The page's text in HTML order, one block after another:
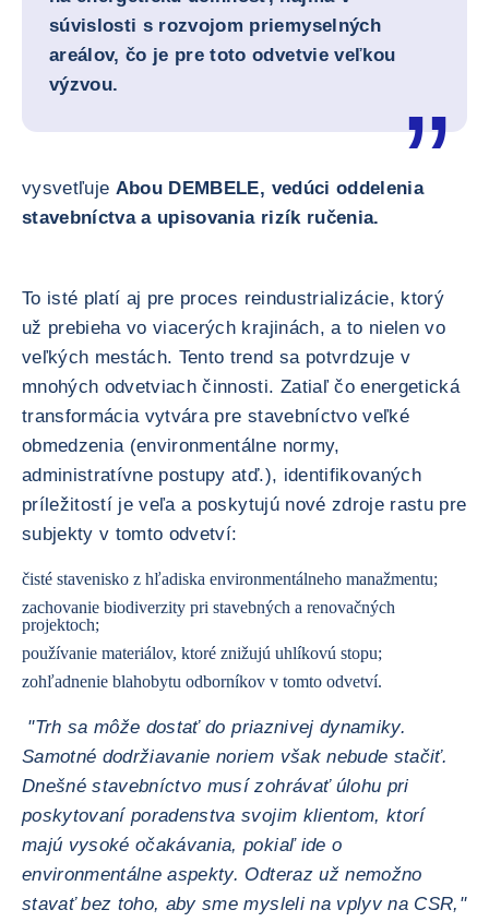
súvislosti s rozvojom priemyselných
areálov, čo je pre toto odvetvie veľkou
výzvou.
vysvetľuje Abou DEMBELE, vedúci oddelenia
stavebníctva a upisovania rizík ručenia.
To isté platí aj pre proces reindustrializácie, ktorý
už prebieha vo viacerých krajinách, a to nielen vo
veľkých mestách. Tento trend sa potvrdzuje v
mnohých odvetviach činnosti. Zatiaľ čo energetická
transformácia vytvára pre stavebníctvo veľké
obmedzenia (environmentálne normy,
administratívne postupy atď.), identifikovaných
príležitostí je veľa a poskytujú nové zdroje rastu pre
subjekty v tomto odvetví:
čisté stavenisko z hľadiska environmentálneho manažmentu;
zachovanie biodiverzity pri stavebných a renovačných
projektoch;
používanie materiálov, ktoré znižujú uhlíkovú stopu;
zohľadnenie blahobytu odborníkov v tomto odvetví.
"Trh sa môže dostať do priaznivej dynamiky.
Samotné dodržiavanie noriem však nebude stačiť.
Dnešné stavebníctvo musí zohrávať úlohu pri
poskytovaní poradenstva svojim klientom, ktorí
majú vysoké očakávania, pokiaľ ide o
environmentálne aspekty. Odteraz už nemožno
stavať bez toho, aby sme mysleli na vplyv na CSR,"